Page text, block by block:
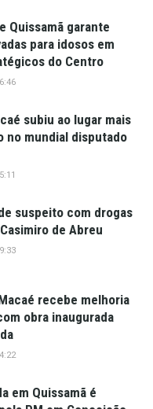
Quissamã garante
para idosos em
do Centro
subiu ao lugar mais
no mundial disputado
suspeito com drogas
de Abreu
recebe melhoria
obra inaugurada
em Quissamã é